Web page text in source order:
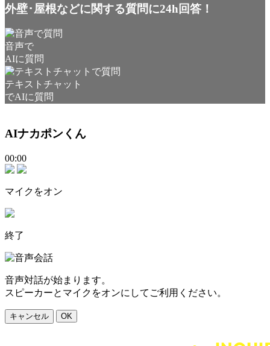
外壁･屋根などに関する質問に24h回答！
音声で
AIに質問
テキストチャット
でAIに質問
AIナカポンくん
00:00
マイクをオン
終了
音声対話が始まります。
スピーカーとマイクをオンにしてご利用ください。
キャンセル OK